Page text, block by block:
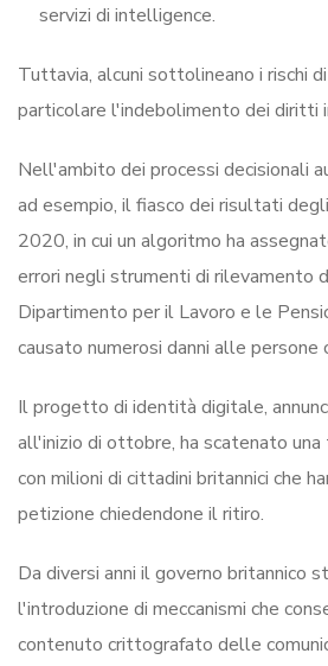
servizi di intelligence.
Tuttavia, alcuni sottolineano i rischi
particolare l'indebolimento dei diritti
Nell'ambito dei processi decisionali
ad esempio, il fiasco dei risultati
2020, in cui un algoritmo ha
errori negli strumenti di rilevamento
Dipartimento per il Lavoro e le
causato numerosi danni alle persone
Il progetto di identità digitale,
all'inizio di ottobre, ha scatenato
con milioni di cittadini britannici che
petizione chiedendone il ritiro.
Da diversi anni il governo britannico
l'introduzione di meccanismi che
contenuto crittografato delle